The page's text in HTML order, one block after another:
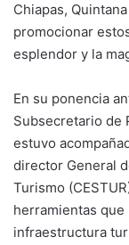
Chiapas,
promocionar
esplendor y la
En su ponencia
Subsecretario de
estuvo
director General
Turismo
herramientas que
infraestructura